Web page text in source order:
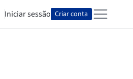
Iniciar sessão Criar conta